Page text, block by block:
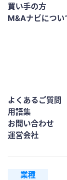
買い手の方
M&Aナビについ
よくあるご質問
用語集
お問い合わせ
運営会社
業種